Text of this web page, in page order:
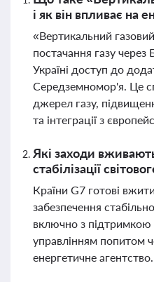
і як він впливає на
«Вертикальний
постачання газу
Україні доступ до
Середземномор'я. Це
джерел газу,
та інтеграції з
Які заходи
стабілізації
Країни G7 готові
забезпечення
включно з підтримкою
управлінням попитом
енергетичне агентство.